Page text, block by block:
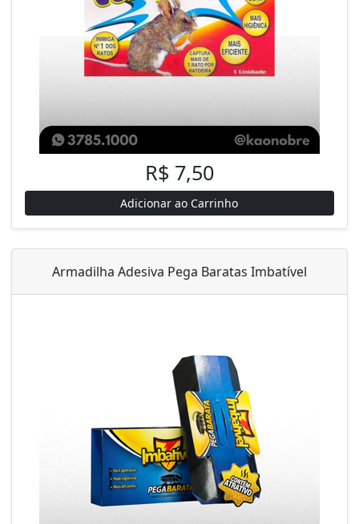
R$ 7,50
Adicionar ao Carrinho
Armadilha Adesiva Pega Baratas Imbatível